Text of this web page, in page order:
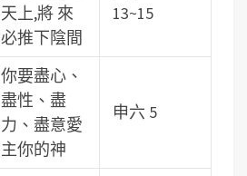
天上,將 來
必推下陰間
13~15
你要盡心、
盡性、盡
力、盡意愛
主你的神
申六 5